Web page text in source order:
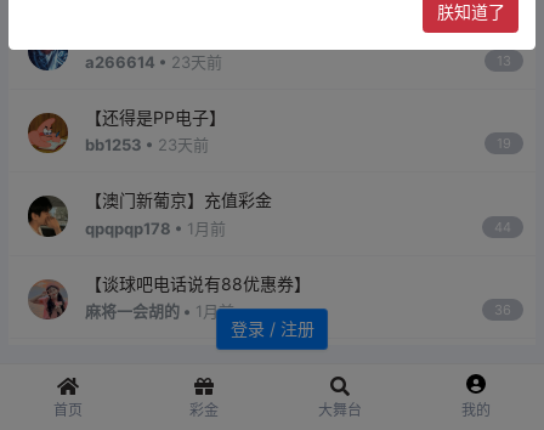
a266614 • 23天前 13
【还得是PP电子】
bb1253 • 23天前 19
【澳门新葡京】充值彩金
qpqpqp178 • 1月前 44
【谈球吧电话说有88优惠券】
麻将一会胡的 • 1月前 36
1月前
朕知道了
首页 彩金 大舞台 我的
登录 / 注册